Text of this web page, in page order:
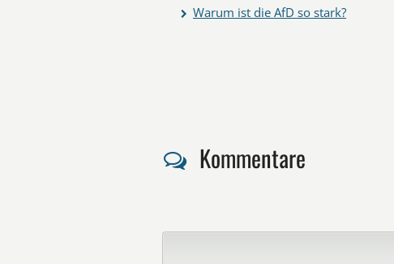
Warum ist die AfD so stark?
Kommentare